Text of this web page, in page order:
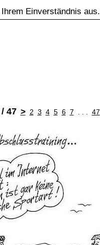
Einverständnis aus.
/ 47 > 2 3 4 5 6 7 47